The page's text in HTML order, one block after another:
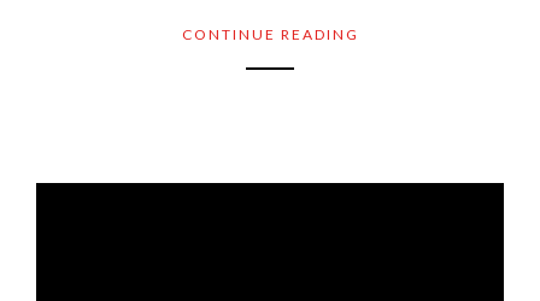
CONTINUE READING